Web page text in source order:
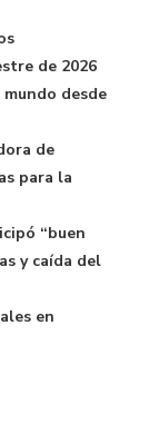
de 2026
desde
de
para la
“buen
y caída del
en